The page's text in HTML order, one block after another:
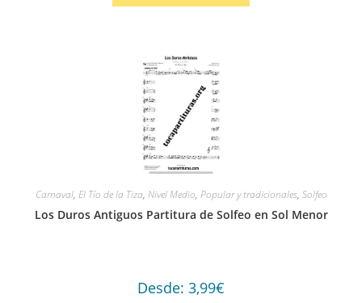
Carnaval, El Tío de la Tiza, Nivel Medio, Popular y tradicionales, Solfeo
Los Duros Antiguos Partitura de Solfeo en Sol Menor
Desde: 3,99€